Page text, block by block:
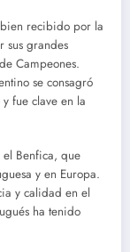
recibido por la
sus grandes
Campeones.
se consagró
fue clave en la
Benfica, que
y en Europa.
y calidad en el
ha tenido